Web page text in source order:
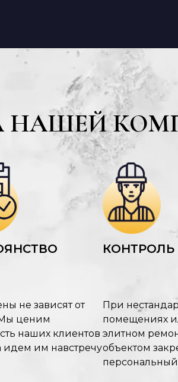
НАШЕЙ
не зависят от
ценим
наших клиентов
идем им навстречу
КОНТРОЛЬ
При
помещениях
элитном
объектом